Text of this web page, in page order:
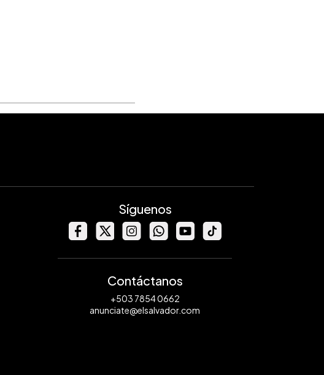
Síguenos
Contáctanos
+503 7854 0662
anunciate@elsalvador.com